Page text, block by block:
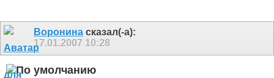
Воронина сказал(-а):
17.01.2007 10:28